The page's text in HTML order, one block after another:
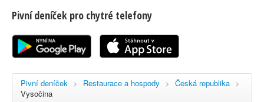
Registrace
Pivní deníček pro chytré telefony
Pivní deníček > Restaurace a hospody > Česká republika >
Vysočina